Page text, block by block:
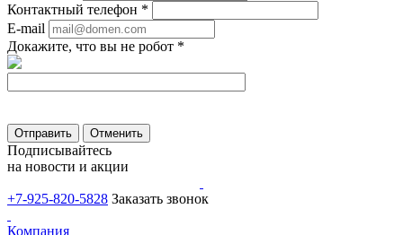
Контактный телефон *
E-mail
Докажите, что вы не робот *
Отправить Отменить
Подписывайтесь
на новости и акции
+7-925-820-5828 Заказать звонок
Компания